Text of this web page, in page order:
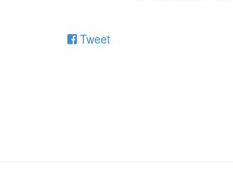
Tweet